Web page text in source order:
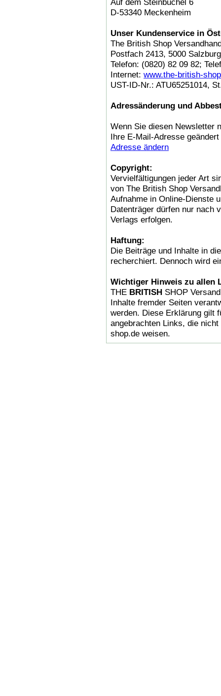
D-53340 Meckenheim
Unser Kundenservice in
The British Shop
Postfach 2413, 5000 Salzburg
Telefon: (0820) 82 09 82;
Internet: www.the-british-
UST-ID-Nr.: ATU65251014,
Adressänderung und
Wenn Sie diesen Newsletter
Ihre E-Mail-Adresse
Adresse ändern
Copyright:
Vervielfältigungen jeder Art
von The British Shop
Aufnahme in Online-Dienste
Datenträger dürfen nur nach
Verlags erfolgen.
Haftung:
Die Beiträge und Inhalte in
recherchiert. Dennoch wird
Wichtiger Hinweis zu allen
THE BRITISH SHOP
Inhalte fremder Seiten
werden. Diese Erklärung gilt
angebrachten Links, die
shop.de weisen.